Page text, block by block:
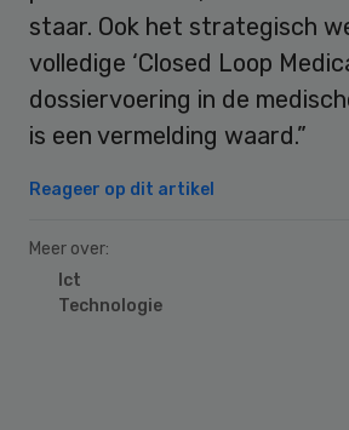
staar. Ook het strategisch
volledige ‘Closed Loop
dossiervoering in de
is een vermelding waard.”
Reageer op dit artikel
Meer over:
Ict
Technologie